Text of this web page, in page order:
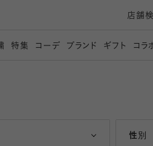
店舗
特集 コーデ ブランド ギフト コラ
性別
女性